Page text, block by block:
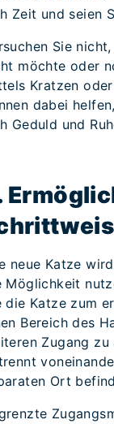
Zeit und seien
Sie
möchte oder
Kratzen
dabei
Geduld und
neue Katze
Möglichkeit
die Katze zum
Bereich des
Zugang zu
Ort